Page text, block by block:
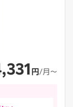
円 /月〜